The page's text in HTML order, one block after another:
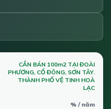
CẦN BÁN 100m2 TẠI ĐOÀI
PHƯƠNG, CỔ ĐÔNG, SƠN TÂY.
THÀNH PHỐ VỆ TINH HOÀ
LẠC
% / năm